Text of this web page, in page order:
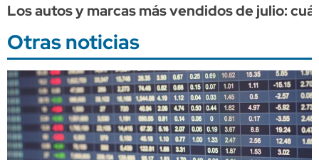
Los autos y marcas más vendidos de julio:
Otras noticias